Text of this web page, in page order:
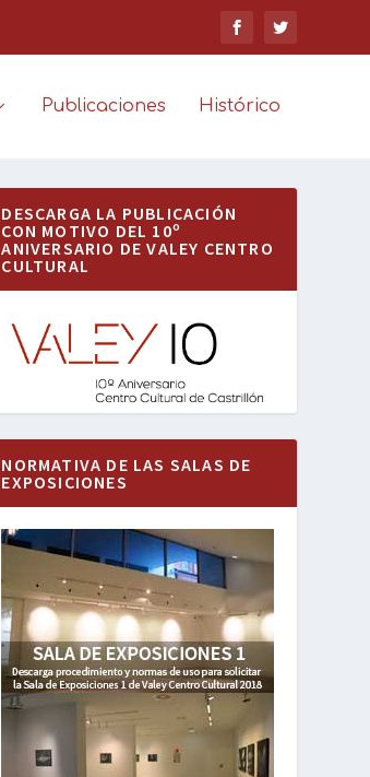
Publicaciones Histórico
DESCARGA LA PUBLICACIÓN
CON MOTIVO DEL 10º
ANIVERSARIO DE VALEY CENTRO
CULTURAL
NORMATIVA DE LAS SALAS DE
EXPOSICIONES